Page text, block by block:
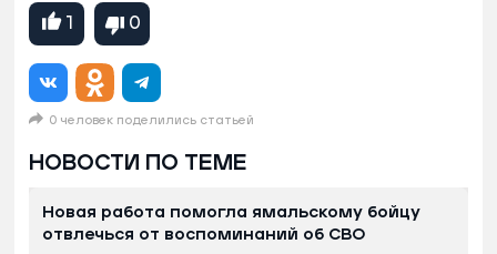
1 0
0 человек поделились статьей
НОВОСТИ ПО ТЕМЕ
Новая работа помогла ямальскому бойцу
отвлечься от воспоминаний об СВО